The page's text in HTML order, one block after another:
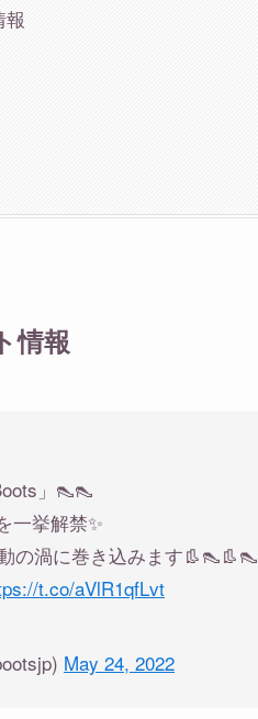
情報
」👠👠
一挙解禁✨
の渦に巻き込みます👢👠👢👠
t.co/aVlR1qfLvt
May 24, 2022